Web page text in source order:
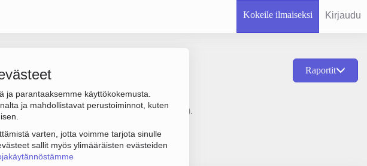
Kokeile ilmaiseksi Kirjaudu
ja parantaaksemme käyttökokemusta.
ja mahdollistavat perustoiminnot, kuten
varten, jotta voimme tarjota sinulle
sallit myös ylimääräisten evästeiden
Raportit
on Kiinteän puhelinverkon ja
Yrityksen yhtiömuoto Osakeyhtiö (OY).